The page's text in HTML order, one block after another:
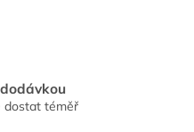
dostat téměř